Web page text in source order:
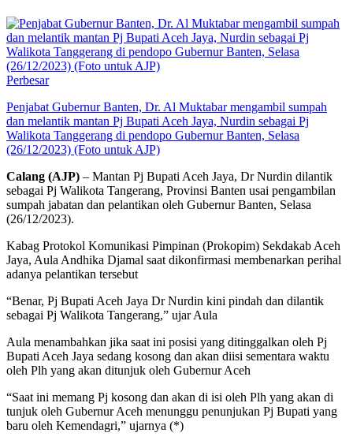
Perbesar
Penjabat Gubernur Banten, Dr. Al Muktabar mengambil sumpah
dan melantik mantan Pj Bupati Aceh Jaya, Nurdin sebagai Pj
Walikota Tanggerang di pendopo Gubernur Banten, Selasa
(26/12/2023) (Foto untuk AJP)
Calang (AJP) – Mantan Pj Bupati Aceh Jaya, Dr Nurdin dilantik
sebagai Pj Walikota Tangerang, Provinsi Banten usai pengambilan
sumpah jabatan dan pelantikan oleh Gubernur Banten, Selasa
(26/12/2023).
Kabag Protokol Komunikasi Pimpinan (Prokopim) Sekdakab Aceh
Jaya, Aula Andhika Djamal saat dikonfirmasi membenarkan perihal
adanya pelantikan tersebut
“Benar, Pj Bupati Aceh Jaya Dr Nurdin kini pindah dan dilantik
sebagai Pj Walikota Tangerang,” ujar Aula
Aula menambahkan jika saat ini posisi yang ditinggalkan oleh Pj
Bupati Aceh Jaya sedang kosong dan akan diisi sementara waktu
oleh Plh yang akan ditunjuk oleh Gubernur Aceh
“Saat ini memang Pj kosong dan akan di isi oleh Plh yang akan di
tunjuk oleh Gubernur Aceh menunggu penunjukan Pj Bupati yang
baru oleh Kemendagri,” ujarnya (*)